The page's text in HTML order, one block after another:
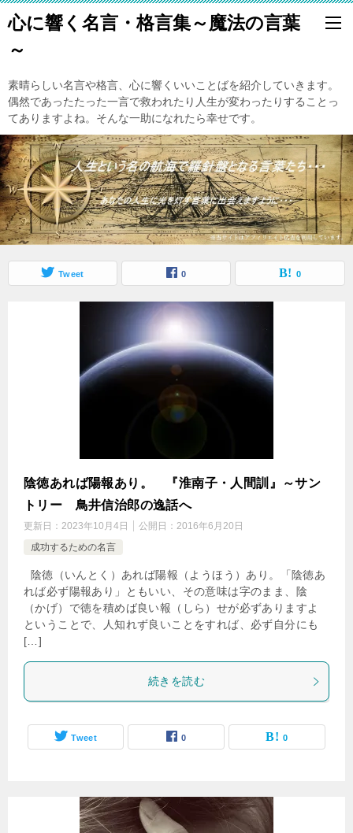
心に響く名言・格言集～魔法の言葉
～
素晴らしい名言や格言、心に響くいいことばを紹介していきます。
偶然であったたった一言で救われたり人生が変わったりすることっ
てありますよね。そんな一助になれたら幸せです。
Tweet 0 0
陰徳あれば陽報あり。 『淮南子・人間訓』～サン
トリー 鳥井信治郎の逸話へ
更新日： 2023年10月4日 公開日： 2016年6月20日
成功するための名言
陰徳（いんとく）あれば陽報（ようほう）あり。「陰徳あ
れば必ず陽報あり」ともいい、その意味は字のまま、陰
（かげ）で徳を積めば良い報（しら）せが必ずありますよ
ということで、人知れず良いことをすれば、必ず自分にも
[…]
続きを読む
Tweet 0 0